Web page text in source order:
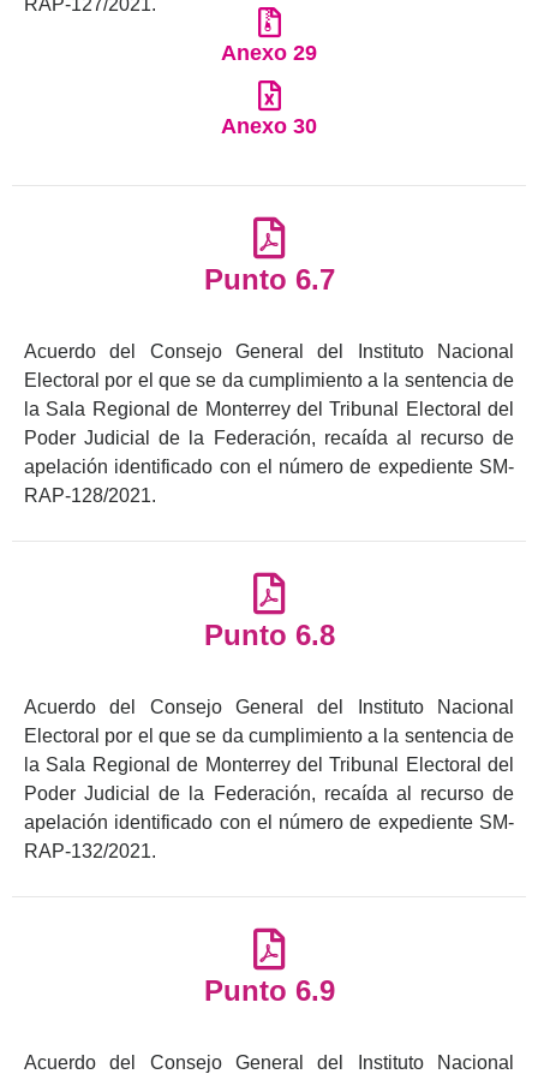
RAP-127/2021.
Anexo 29
Anexo 30
Punto 6.7
Acuerdo del Consejo General del Instituto Nacional
Electoral por el que se da cumplimiento a la sentencia de
la Sala Regional de Monterrey del Tribunal Electoral del
Poder Judicial de la Federación, recaída al recurso de
apelación identificado con el número de expediente SM-
RAP-128/2021.
Punto 6.8
Acuerdo del Consejo General del Instituto Nacional
Electoral por el que se da cumplimiento a la sentencia de
la Sala Regional de Monterrey del Tribunal Electoral del
Poder Judicial de la Federación, recaída al recurso de
apelación identificado con el número de expediente SM-
RAP-132/2021.
Punto 6.9
Acuerdo del Consejo General del Instituto Nacional